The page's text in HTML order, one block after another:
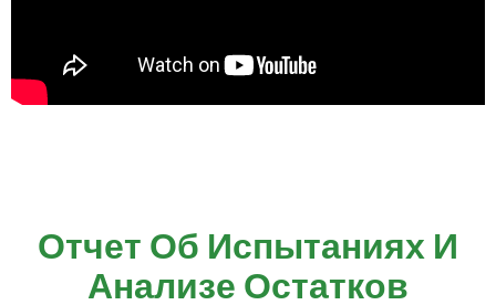
Отчет Об Испытаниях И
Анализе Остатков